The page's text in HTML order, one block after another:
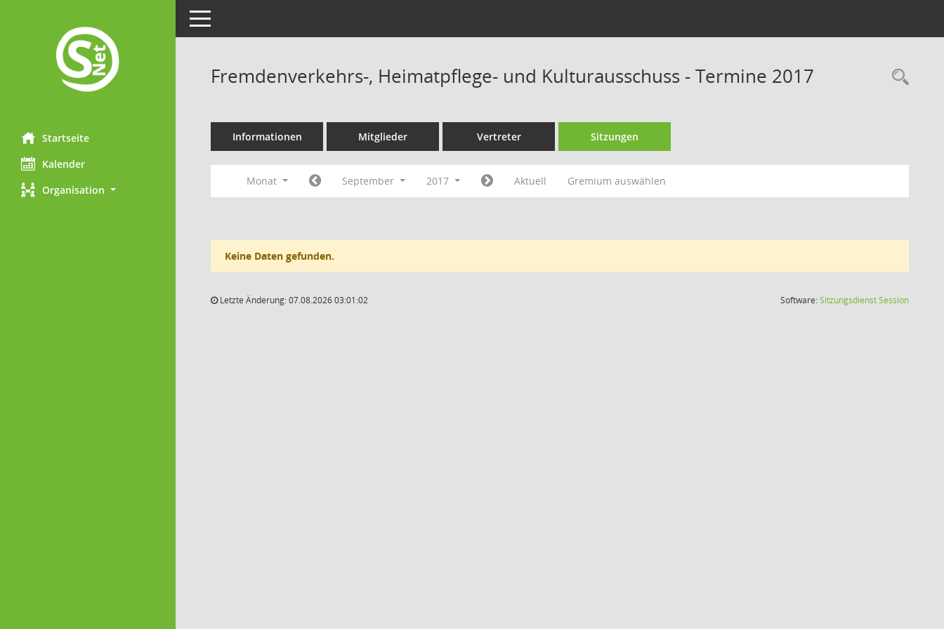
Startseite
Kalender
Organisation
Toggle navigation
Fremdenverkehrs-, Heimatpflege- und Kulturausschuss - Termine 2017
Informationen Mitglieder Vertreter Sitzungen
Monat September 2017 Aktuell Gremium auswählen
Keine Daten gefunden.
Letzte Änderung: 07.08.2026 03:01:02 Software:SitzungsdienstSession(Wird in